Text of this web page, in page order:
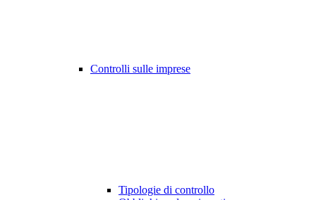
Controlli sulle imprese
Tipologie di controllo